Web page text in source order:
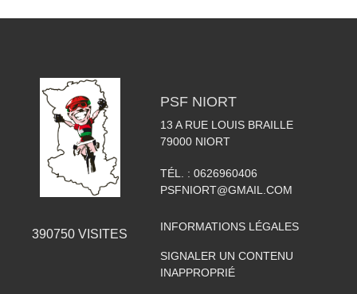
390750 VISITES
PSF NIORT
13 A RUE LOUIS BRAILLE
79000 NIORT
TÉL. : 0626960406
PSFNIORT@GMAIL.COM
INFORMATIONS LÉGALES
SIGNALER UN CONTENU
INAPPROPRIÉ